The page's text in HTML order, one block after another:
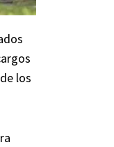
los